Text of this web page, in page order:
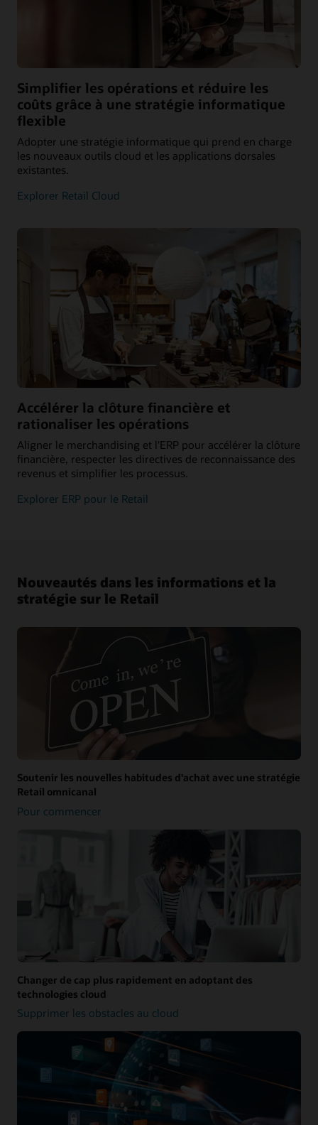
Simplifier les opérations et réduire les
coûts grâce à une stratégie informatique
flexible
Adopter une stratégie informatique qui prend en charge
les nouveaux outils cloud et les applications dorsales
existantes.
Explorer Retail Cloud
Accélérer la clôture financière et
rationaliser les opérations
Aligner le merchandising et l'ERP pour accélérer la clôture
financière, respecter les directives de reconnaissance des
revenus et simplifier les processus.
Explorer ERP pour le Retail
Nouveautés dans les informations et la
stratégie sur le Retail
Soutenir les nouvelles habitudes d'achat avec une stratégie
Retail omnicanal
Pour commencer
Changer de cap plus rapidement en adoptant des
technologies cloud
Supprimer les obstacles au cloud